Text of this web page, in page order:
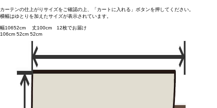
カーテンの仕上がりサイズをご確認の上、「カートに入れる」ボタンを押してください。
横幅はゆとりを加えたサイズが表示されています。
幅10652cm 丈100cm 12枚でお届け
106cm 52cm 52cm